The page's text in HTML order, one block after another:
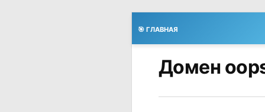
🎯 ГЛАВНАЯ
Домен